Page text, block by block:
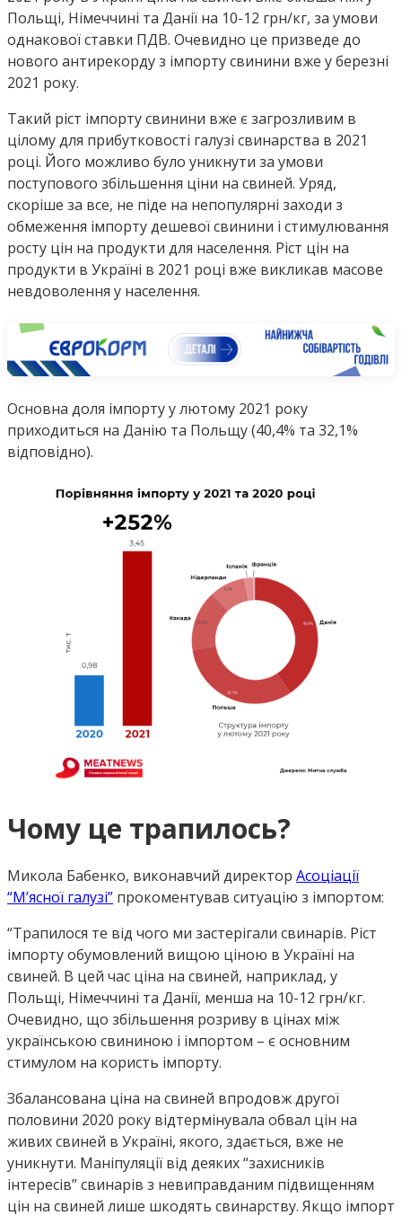
Польщі, Німеччині та Данії на 10-12 грн/кг, за умови
однакової ставки ПДВ. Очевидно це призведе до
нового антирекорду з імпорту свинини вже у березні
2021 року.
Такий ріст імпорту свинини вже є загрозливим в
цілому для прибутковості галузі свинарства в 2021
році. Його можливо було уникнути за умови
поступового збільшення ціни на свиней. Уряд,
скоріше за все, не піде на непопулярні заходи з
обмеження імпорту дешевої свинини і стимулювання
росту цін на продукти для населення. Ріст цін на
продукти в Україні в 2021 році вже викликав масове
невдоволення у населення.
Основна доля імпорту у лютому 2021 року
приходиться на Данію та Польщу (40,4% та 32,1%
відповідно).
Чому це трапилось?
Микола Бабенко, виконавчий директор Асоціації
“М’ясної галузі” прокоментував ситуацію з імпортом:
“Трапилося те від чого ми застерігали свинарів. Ріст
імпорту обумовлений вищою ціною в Україні на
свиней. В цей час ціна на свиней, наприклад, у
Польщі, Німеччині та Данії, менша на 10-12 грн/кг.
Очевидно, що збільшення розриву в цінах між
українською свининою і імпортом – є основним
стимулом на користь імпорту.
Збалансована ціна на свиней впродовж другої
половини 2020 року відтермінувала обвал цін на
живих свиней в Україні, якого, здається, вже не
уникнути. Маніпуляції від деяких “захисників
інтересів” свинарів з невиправданим підвищенням
цін на свиней лише шкодять свинарству. Якщо імпорт